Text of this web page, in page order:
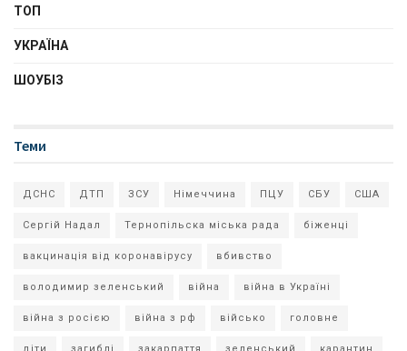
ТОП
УКРАЇНА
ШОУБІЗ
Теми
ДСНС ДТП ЗСУ Німеччина ПЦУ СБУ США
Сергій Надал Тернопільска міська рада біженці
вакцинація від коронавірусу вбивство
володимир зеленський війна війна в Україні
війна з росією війна з рф військо головне